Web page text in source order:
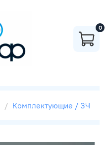
0
Комплектующие / ЗЧ